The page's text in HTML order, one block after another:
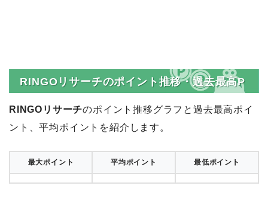
RINGOリサーチのポイント推移・過去最高P
RINGOリサーチのポイント推移グラフと過去最高ポイ
ント、平均ポイントを紹介します。
最大ポイント 平均ポイント 最低ポイント